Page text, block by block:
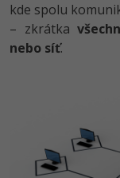
Fórum
kde spolu
– zkrátka
nebo síť.